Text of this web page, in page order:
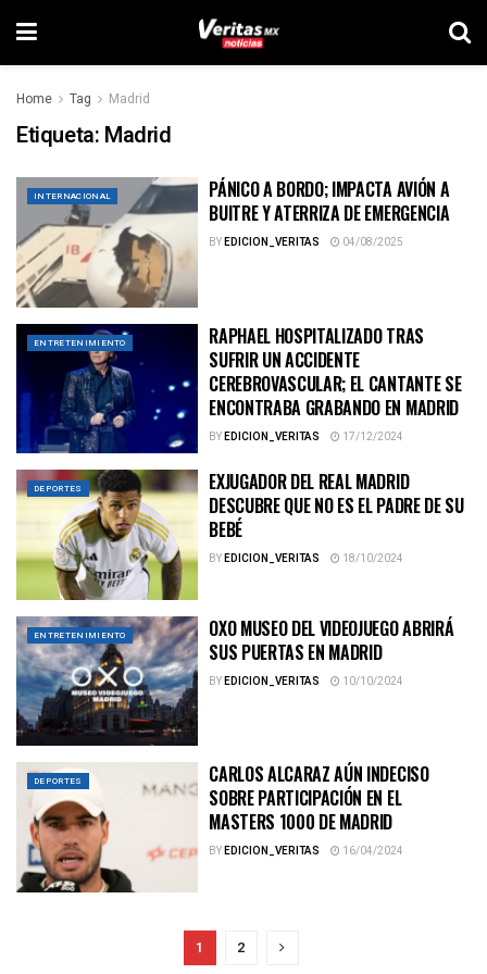
Home Tag Madrid
Etiqueta: Madrid
INTERNACIONAL
PÁNICO A BORDO; IMPACTA AVIÓN A
BUITRE Y ATERRIZA DE EMERGENCIA
BYEDICION_VERITAS 04/08/2025
ENTRETENIMIENTO
RAPHAEL HOSPITALIZADO TRAS
SUFRIR UN ACCIDENTE
CEREBROVASCULAR; EL CANTANTE SE
ENCONTRABA GRABANDO EN MADRID
BYEDICION_VERITAS 17/12/2024
DEPORTES
EXJUGADOR DEL REAL MADRID
DESCUBRE QUE NO ES EL PADRE DE SU
BEBÉ
BYEDICION_VERITAS 18/10/2024
ENTRETENIMIENTO
OXO MUSEO DEL VIDEOJUEGO ABRIRÁ
SUS PUERTAS EN MADRID
BYEDICION_VERITAS 10/10/2024
DEPORTES
CARLOS ALCARAZ AÚN INDECISO
SOBRE PARTICIPACIÓN EN EL
MASTERS 1000 DE MADRID
BYEDICION_VERITAS 16/04/2024
1 2